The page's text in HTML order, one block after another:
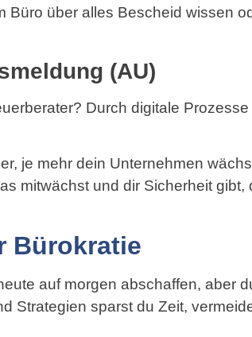
über alles Bescheid wissen
(AU)
Durch digitale
je mehr dein Unternehmen
mitwächst und dir Sicherheit gibt,
Bürokratie
auf morgen abschaffen, aber
Strategien sparst du Zeit,